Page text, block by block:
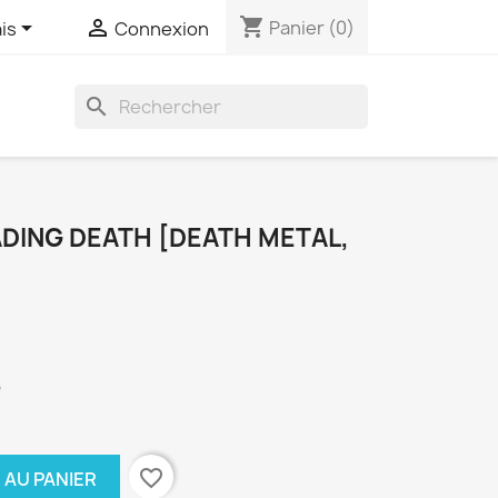
  Connexion shopping_cart Panier (0)
search
DEATH [DEATH METAL,
PANIER favorite_border